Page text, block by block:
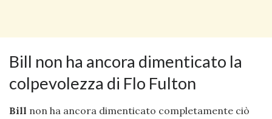
Bill non ha ancora dimenticato la
colpevolezza di Flo Fulton
Bill non ha ancora dimenticato completamente ciò